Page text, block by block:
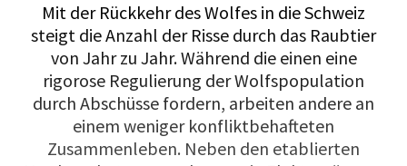
Mit der Rückkehr des Wolfes in die Schweiz
steigt die Anzahl der Risse durch das Raubtier
von Jahr zu Jahr. Während die einen eine
rigorose Regulierung der Wolfspopulation
durch Abschüsse fordern, arbeiten andere an
einem weniger konfliktbehafteten
Zusammenleben. Neben den etablierten